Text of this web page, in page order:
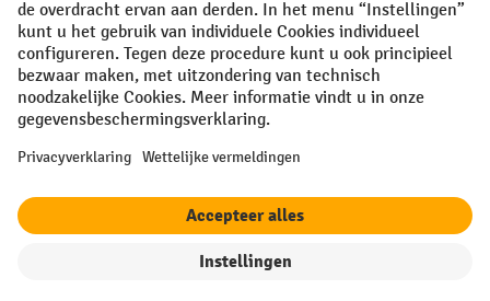
All prices excl. VAT plusshipping costs and possible delivery charges,
if not stated otherwise.
¹ De korting is geldig zolang de voorraad strekt. De korting is niet van
toepassing op speciale prijzen. Een combinatie met andere
procentuele kortingen of vouchers is niet mogelijk. | ² De korting
nieuwsbrief. De voucher is 10 dagen geldig en kan online worden
korting varieert per productcategorie en is maximaal 10%. Elektrische
pallettrucks, elektrische stapelaars, elektrische heftrucks en
worden gecombineerd met andere kortingspercentages of vouchers.